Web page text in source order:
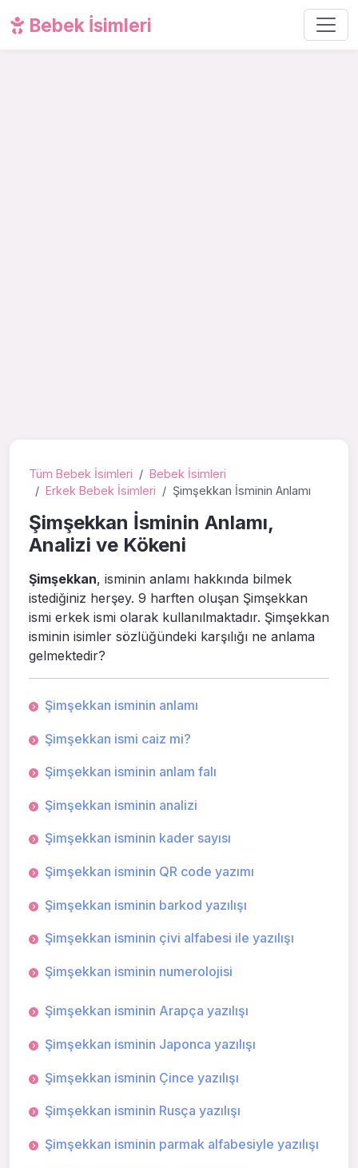
Bebek İsimleri
Tüm Bebek İsimleri
Bebek İsimleri
Erkek Bebek İsimleri
Şimşekkan İsminin Anlamı
Şimşekkan İsminin Anlamı,
Analizi ve Kökeni
Şimşekkan, isminin anlamı hakkında bilmek
istediğiniz herşey. 9 harften oluşan Şimşekkan
ismi erkek ismi olarak kullanılmaktadır. Şimşekkan
isminin isimler sözlüğündeki karşılığı ne anlama
gelmektedir?
Şimşekkan isminin anlamı
Şimşekkan ismi caiz mi?
Şimşekkan isminin anlam falı
Şimşekkan isminin analizi
Şimşekkan isminin kader sayısı
Şimşekkan isminin QR code yazımı
Şimşekkan isminin barkod yazılışı
Şimşekkan isminin çivi alfabesi ile yazılışı
Şimşekkan isminin numerolojisi
Şimşekkan isminin Arapça yazılışı
Şimşekkan isminin Japonca yazılışı
Şimşekkan isminin Çince yazılışı
Şimşekkan isminin Rusça yazılışı
Şimşekkan isminin parmak alfabesiyle yazılışı